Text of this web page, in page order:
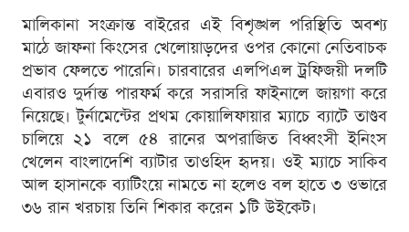
মালিকানা সংক্রান্ত বাইরের এই বিশৃঙ্খল পরিস্থিতি অবশ্য
মাঠে জাফনা কিংসের খেলোয়াড়দের ওপর কোনো নেতিবাচক
প্রভাব ফেলতে পারেনি। চারবারের এলপিএল ট্রফিজয়ী দলটি
এবারও দুর্দান্ত পারফর্ম করে সরাসরি ফাইনালে জায়গা করে
নিয়েছে। টুর্নামেন্টের প্রথম কোয়ালিফায়ার ম্যাচে ব্যাটে তাণ্ডব
চালিয়ে ২১ বলে ৫৪ রানের অপরাজিত বিধ্বংসী ইনিংস
খেলেন বাংলাদেশি ব্যাটার তাওহিদ হৃদয়। ওই ম্যাচে সাকিব
আল হাসানকে ব্যাটিংয়ে নামতে না হলেও বল হাতে ৩ ওভারে
৩৬ রান খরচায় তিনি শিকার করেন ১টি উইকেট।